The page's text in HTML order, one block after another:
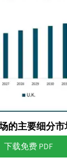
的主要细分
下载免费 PDF